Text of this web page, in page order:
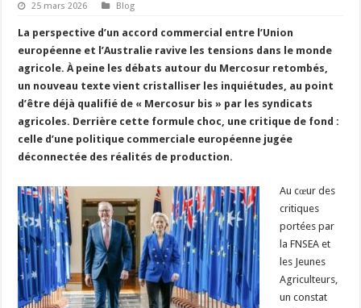
À l’est, un nouveau virus
Un été fructueux pour Lactalis
25 mars 2026 Blog
La perspective d’un accord commercial entre l’Union
européenne et l’Australie ravive les tensions dans le monde
agricole. À peine les débats autour du Mercosur retombés,
un nouveau texte vient cristalliser les inquiétudes, au point
d’être déjà qualifié de « Mercosur bis » par les syndicats
agricoles. Derrière cette formule choc, une critique de fond :
celle d’une politique commerciale européenne jugée
déconnectée des réalités de production.
Au cœur des
critiques
portées par
la FNSEA et
les Jeunes
Agriculteurs,
un constat